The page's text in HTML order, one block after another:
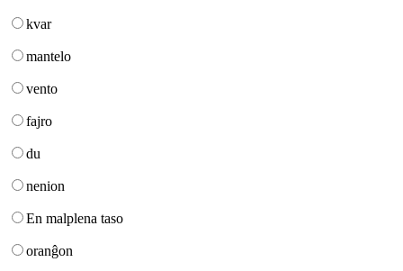
kvar
mantelo
vento
fajro
du
nenion
En malplena taso
oranĝon